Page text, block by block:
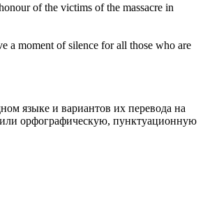
of the victims of the massacre in
a moment ofsilence for all those who are
языке и вариантов их перевода на
орфографическую, пунктуационную